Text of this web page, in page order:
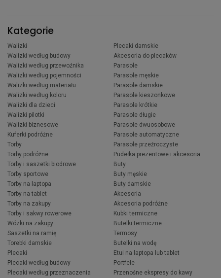
Kategorie
Walizki
Walizki według budowy
Walizki według przewoźnika
Walizki według pojemności
Walizki według materiału
Walizki według koloru
Walizki dla dzieci
Walizki pilotki
Walizki biznesowe
Kuferki podróżne
Torby
Torby podróżne
Torby i saszetki biodrowe
Torby sportowe
Torby na laptopa
Torby na tablet
Torby na zakupy
Torby i sakwy rowerowe
Wózki na zakupy
Saszetki na ramię
Torebki damskie
Plecaki
Plecaki według budowy
Plecaki według przeznaczenia
Plecaki damskie
Akcesoria do plecaków
Parasole
Parasole męskie
Parasole damskie
Parasole kieszonkowe
Parasole krótkie
Parasole długie
Parasole dwuosobowe
Parasole automatyczne
Parasole przeźroczyste
Pudełka prezentowe i akcesoria
Buty
Buty męskie
Buty damskie
Akcesoria
Akcesoria podróżne
Kubki termiczne
Butelki termiczne
Termosy
Butelki na wodę
Etui na laptopa lub tablet
Portfele
Przenośne ekspresy do kawy